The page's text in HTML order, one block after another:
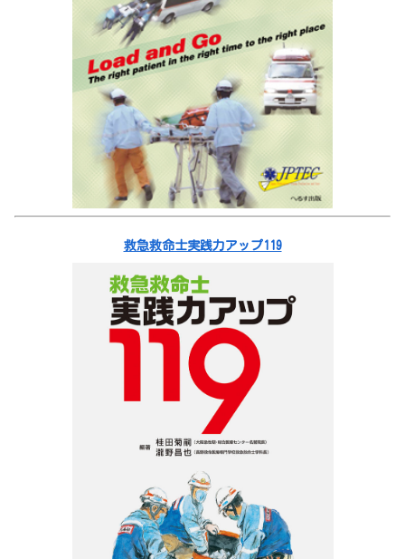
救急救命士実践力アップ119